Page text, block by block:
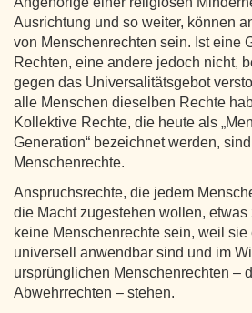
Ausrichtung und so weiter, können
von Menschenrechten sein. Ist eine
Rechten, eine andere jedoch nicht,
gegen das Universalitätsgebot
alle Menschen dieselben Rechte
Kollektive Rechte, die heute als
Generation“ bezeichnet werden,
Menschenrechte.
Anspruchsrechte, die jedem
die Macht zugestehen wollen, etwas
keine Menschenrechte sein, weil
universell anwendbar sind und im
ursprünglichen Menschenrechten –
Abwehrrechten – stehen.